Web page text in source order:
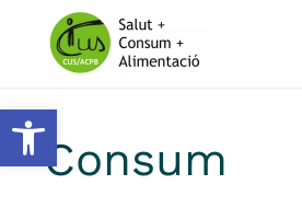
Obre la barra d'eines
Skip to main content
Consum